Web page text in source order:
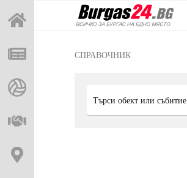
СПРАВОЧНИК
Търси обект или събитие